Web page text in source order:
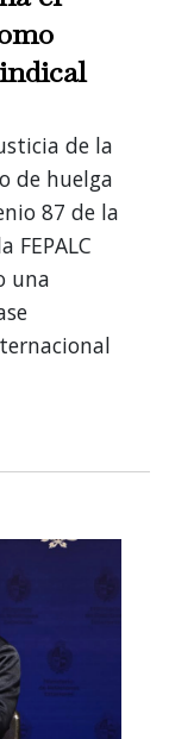
de la
de huelga
87 de la
FEPALC
una